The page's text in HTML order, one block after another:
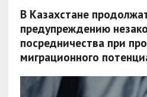
В Казахстане
предупреждению
посредничества при
миграционного